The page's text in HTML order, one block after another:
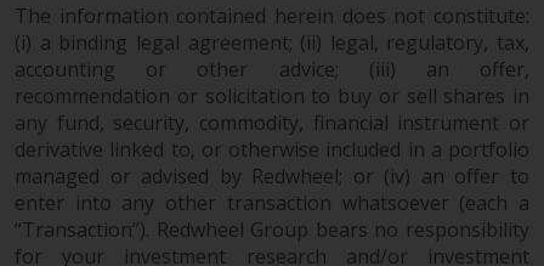
The information contained herein does not constitute:
(i) a binding legal agreement; (ii) legal, regulatory, tax,
accounting or other advice; (iii) an offer,
recommendation or solicitation to buy or sell shares in
any fund, security, commodity, financial instrument or
derivative linked to, or otherwise included in a portfolio
managed or advised by Redwheel; or (iv) an offer to
enter into any other transaction whatsoever (each a
“Transaction”). Redwheel Group bears no responsibility
for your investment research and/or investment